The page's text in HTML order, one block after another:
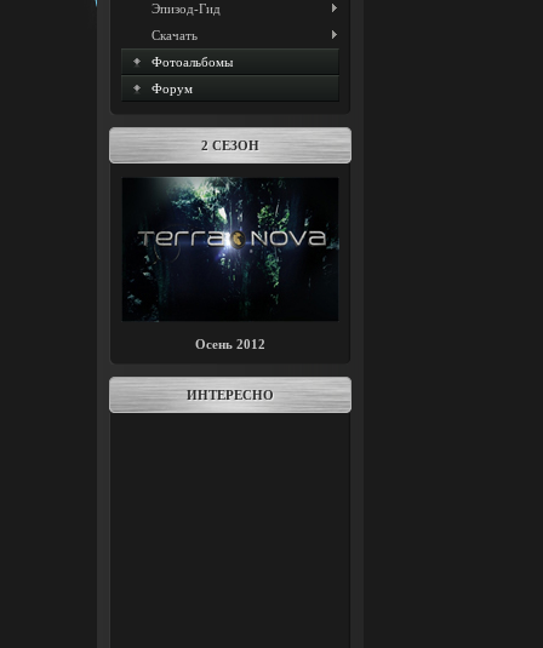
Эпизод-Гид
Скачать
Фотоальбомы
Форум
2 СЕЗОН
Осень 2012
ИНТЕРЕСНО